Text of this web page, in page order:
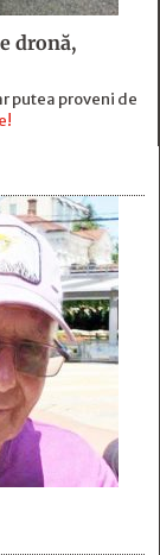
dronă,
putea proveni de